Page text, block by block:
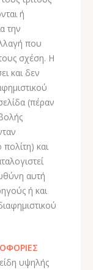
ή
την
που
σχέση. Η
και δεν
(πέραν
και
αυτή
ή και
υψηλής